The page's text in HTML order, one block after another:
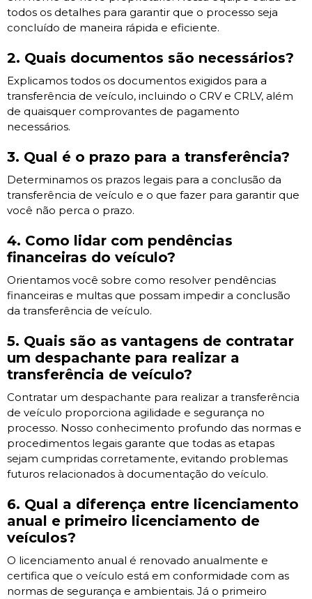
todos os detalhes para garantir que o processo seja
concluído de maneira rápida e eficiente.
2. Quais documentos são necessários?
Explicamos todos os documentos exigidos para a
transferência de veículo, incluindo o CRV e CRLV, além
de quaisquer comprovantes de pagamento
necessários.
3. Qual é o prazo para a transferência?
Determinamos os prazos legais para a conclusão da
transferência de veículo e o que fazer para garantir que
você não perca o prazo.
4. Como lidar com pendências
financeiras do veículo?
Orientamos você sobre como resolver pendências
financeiras e multas que possam impedir a conclusão
da transferência de veículo.
5. Quais são as vantagens de contratar
um despachante para realizar a
transferência de veículo?
Contratar um despachante para realizar a transferência
de veículo proporciona agilidade e segurança no
processo. Nosso conhecimento profundo das normas e
procedimentos legais garante que todas as etapas
sejam cumpridas corretamente, evitando problemas
futuros relacionados à documentação do veículo.
6. Qual a diferença entre licenciamento
anual e primeiro licenciamento de
veículos?
O licenciamento anual é renovado anualmente e
certifica que o veículo está em conformidade com as
normas de segurança e ambientais. Já o primeiro